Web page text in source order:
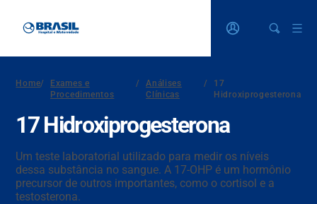
Home/
Exames e
Procedimentos
/
Análises
Clínicas
/
17
Hidroxiprogesterona
17 Hidroxiprogesterona
Um teste laboratorial utilizado para medir os níveis
dessa substância no sangue. A 17-OHP é um hormônio
precursor de outros importantes, como o cortisol e a
testosterona.